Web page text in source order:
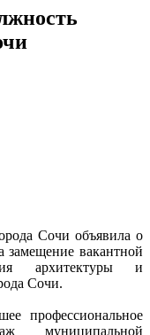
Сочи объявила о
замещение вакантной
архитектуры и
Сочи.
профессиональное
муниципальной